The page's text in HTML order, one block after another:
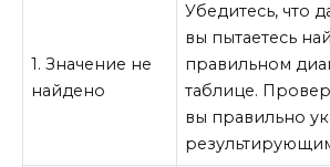
1. Значение не
найдено
Убедитесь, что
вы пытаетесь
правильном
таблице.
вы правильно